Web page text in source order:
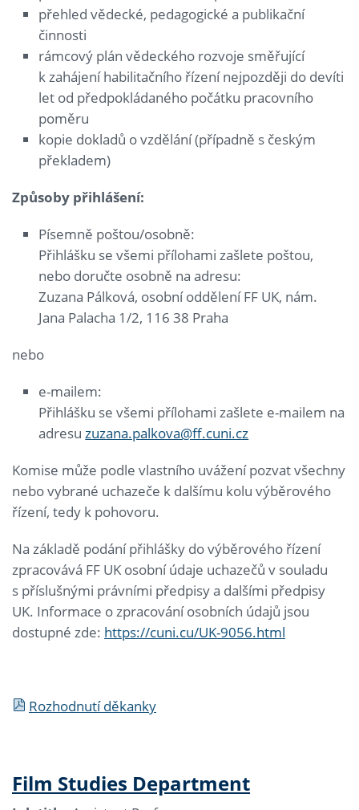
přehled vědecké, pedagogické a publikační
činnosti
rámcový plán vědeckého rozvoje směřující
k zahájení habilitačního řízení nejpozději do devíti
let od předpokládaného počátku pracovního
poměru
kopie dokladů o vzdělání (případně s českým
překladem)
Způsoby přihlášení:
Písemně poštou/osobně:
Přihlášku se všemi přílohami zašlete poštou,
nebo doručte osobně na adresu:
Zuzana Pálková, osobní oddělení FF UK, nám.
Jana Palacha 1/2, 116 38 Praha
nebo
e-mailem:
Přihlášku se všemi přílohami zašlete e-mailem na
adresuzuzana.palkova@ff.cuni.cz
Komise může podle vlastního uvážení pozvat všechny
nebo vybrané uchazeče k dalšímu kolu výběrového
řízení, tedy k pohovoru.
Na základě podání přihlášky do výběrového řízení
zpracovává FF UK osobní údaje uchazečů v souladu
s příslušnými právními předpisy a dalšími předpisy
UK. Informace o zpracování osobních údajů jsou
dostupné zde: https://cuni.cu/UK-9056.html
Rozhodnutí děkanky
Film Studies Department